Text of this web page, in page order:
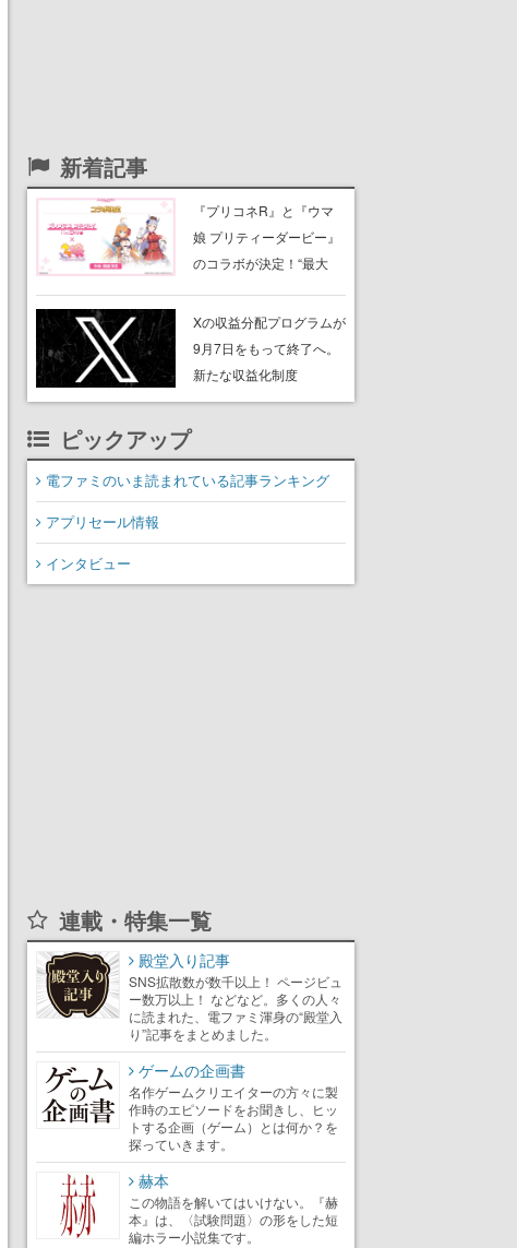
新着記事
『プリコネR』と『ウマ
娘 プリティーダービー』
のコラボが決定！“最大
ンペーンなども発表
Xの収益分配プログラムが
9月7日をもって終了へ。
新たな収益化制度
「Original Content
ピックアップ
電ファミのいま読まれている記事ランキング
アプリセール情報
インタビュー
連載・特集一覧
殿堂入り記事
SNS拡散数が数千以上！ ページビュ
ー数万以上！ などなど。多くの人々
に読まれた、電ファミ渾身の“殿堂入
り”記事をまとめました。
ゲームの企画書
名作ゲームクリエイターの方々に製
作時のエピソードをお聞きし、ヒッ
トする企画（ゲーム）とは何か？を
探っていきます。
赫本
この物語を解いてはいけない。『赫
本』は、〈試験問題〉の形をした短
編ホラー小説集です。